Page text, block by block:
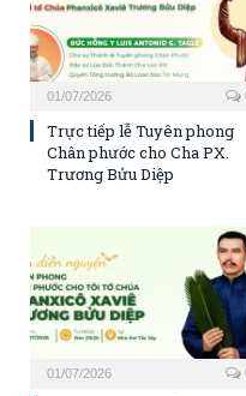
01/07/2026
Trực tiếp lễ Tuyên phong
Chân phước cho Cha PX.
Trương Bửu Diệp
01/07/2026